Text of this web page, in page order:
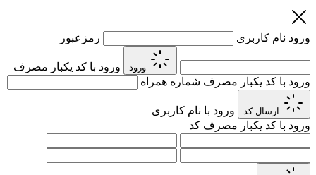
ورود نام کاربری رمزعبور
ورود
ورود با کد یکبار مصرف
ورود با کد یکبار مصرف شماره همراه
ارسال کد
ورود با نام کاربری
ورود با کد یکبار مصرف کد